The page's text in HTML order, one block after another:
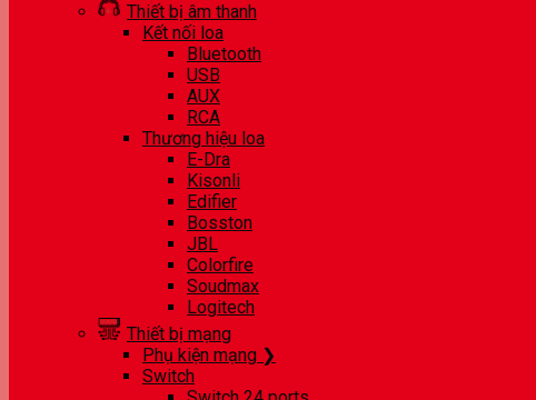
Thiết bị âm thanh
Kết nối loa
Bluetooth
USB
AUX
RCA
Thương hiệu loa
E-Dra
Kisonli
Edifier
Bosston
JBL
Colorfire
Soudmax
Logitech
Thiết bị mạng
Phụ kiện mạng ❯
Switch